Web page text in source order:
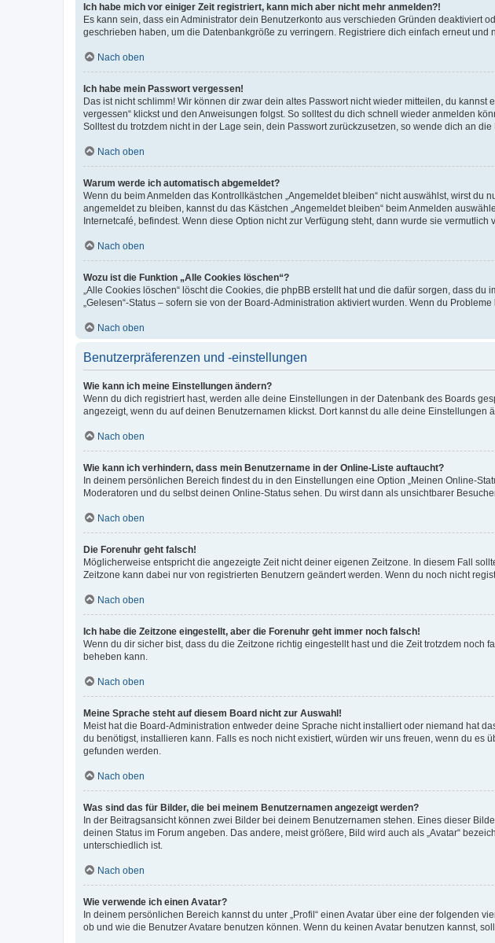
Ich habe mich vor einiger Zeit registriert, kann mich aber nicht mehr anmelden?!
Es kann sein, dass ein Administrator dein Benutzerkonto aus verschieden Gründen deaktiviert
geschrieben haben, um die Datenbankgröße zu verringern. Registriere dich einfach erneut und
Nach oben
Ich habe mein Passwort vergessen!
Das ist nicht schlimm! Wir können dir zwar dein altes Passwort nicht wieder mitteilen, du
vergessen“ klickst und den Anweisungen folgst. So solltest du dich schnell wieder anmelden
Solltest du trotzdem nicht in der Lage sein, dein Passwort zurückzusetzen, so wende dich an die
Nach oben
Warum werde ich automatisch abgemeldet?
Wenn du beim Anmelden das Kontrollkästchen „Angemeldet bleiben“ nicht auswählst, wirst
angemeldet zu bleiben, kannst du das Kästchen „Angemeldet bleiben“ beim Anmelden
Internetcafé, befindest. Wenn diese Option nicht zur Verfügung steht, dann wurde sie vermutlich
Nach oben
Wozu ist die Funktion „Alle Cookies löschen“?
„Alle Cookies löschen“ löscht die Cookies, die phpBB erstellt hat und die dafür sorgen, dass
„Gelesen“-Status – sofern sie von der Board-Administration aktiviert wurden. Wenn du
Nach oben
Benutzerpräferenzen und -einstellungen
Wie kann ich meine Einstellungen ändern?
Wenn du dich registriert hast, werden alle deine Einstellungen in der Datenbank des Boards
angezeigt, wenn du auf deinen Benutzernamen klickst. Dort kannst du alle deine Einstellungen
Nach oben
Wie kann ich verhindern, dass mein Benutzername in der Online-Liste auftaucht?
In deinem persönlichen Bereich findest du in den Einstellungen eine Option „Meinen Online-
Moderatoren und du selbst deinen Online-Status sehen. Du wirst dann als unsichtbarer
Nach oben
Die Forenuhr geht falsch!
Möglicherweise entspricht die angezeigte Zeit nicht deiner eigenen Zeitzone. In diesem Fall
Zeitzone kann dabei nur von registrierten Benutzern geändert werden. Wenn du noch nicht
Nach oben
Ich habe die Zeitzone eingestellt, aber die Forenuhr geht immer noch falsch!
Wenn du dir sicher bist, dass du die Zeitzone richtig eingestellt hast und die Zeit trotzdem noch
beheben kann.
Nach oben
Meine Sprache steht auf diesem Board nicht zur Auswahl!
Meist hat die Board-Administration entweder deine Sprache nicht installiert oder niemand hat
du benötigst, installieren kann. Falls es noch nicht existiert, würden wir uns freuen, wenn du es
gefunden werden.
Nach oben
Was sind das für Bilder, die bei meinem Benutzernamen angezeigt werden?
In der Beitragsansicht können zwei Bilder bei deinem Benutzernamen stehen. Eines dieser
deinen Status im Forum angeben. Das andere, meist größere, Bild wird auch als „Avatar“
unterschiedlich ist.
Nach oben
Wie verwende ich einen Avatar?
In deinem persönlichen Bereich kannst du unter „Profil“ einen Avatar über eine der folgenden
ob und wie die Benutzer Avatare benutzen können. Wenn du keinen Avatar benutzen kannst,